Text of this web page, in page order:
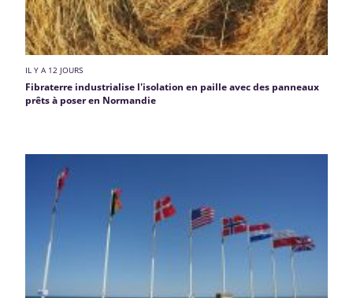
IL Y A 12 JOURS
Fibraterre industrialise l'isolation en paille avec des panneaux
prêts à poser en Normandie